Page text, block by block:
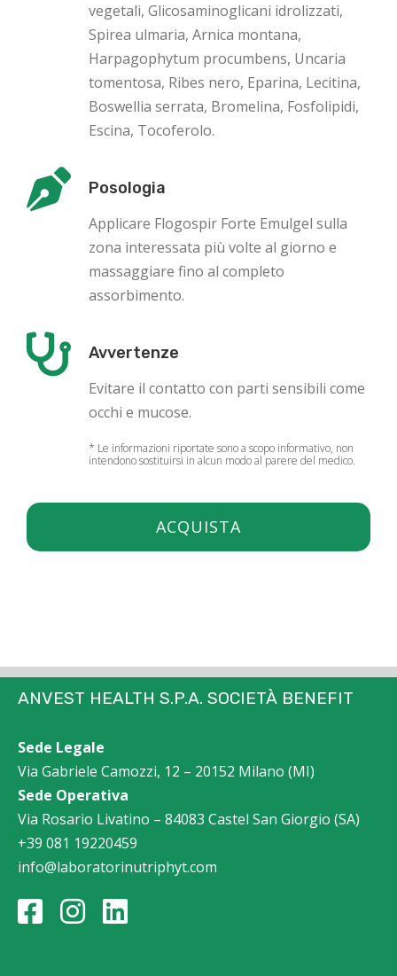
vegetali, Glicosaminoglicani idrolizzati,
Spirea ulmaria, Arnica montana,
Harpagophytum procumbens, Uncaria
tomentosa, Ribes nero, Eparina, Lecitina,
Boswellia serrata, Bromelina, Fosfolipidi,
Escina, Tocoferolo.
Posologia
Applicare Flogospir Forte Emulgel sulla
zona interessata più volte al giorno e
massaggiare fino al completo
assorbimento.
Avvertenze
Evitare il contatto con parti sensibili come
occhi e mucose.
* Le informazioni riportate sono a scopo informativo, non
intendono sostituirsi in alcun modo al parere del medico.
ACQUISTA
ANVEST HEALTH S.P.A. SOCIETÀ BENEFIT
Sede Legale
Via Gabriele Camozzi, 12 – 20152 Milano (MI)
Sede Operativa
Via Rosario Livatino – 84083 Castel San Giorgio (SA)
+39 081 19220459
info@laboratorinutriphyt.com